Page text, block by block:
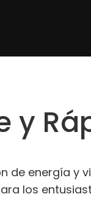
y
de energía y
los